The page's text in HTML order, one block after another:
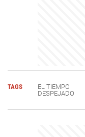
TAGS EL TIEMPO
DESPEJADO